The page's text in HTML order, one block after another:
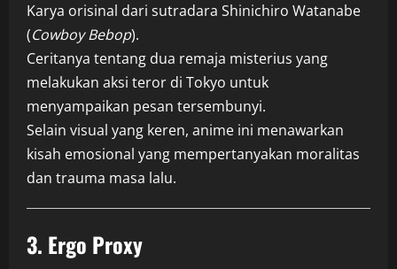
Karya orisinal dari sutradara Shinichiro Watanabe
(Cowboy Bebop).
Ceritanya tentang dua remaja misterius yang
melakukan aksi teror di Tokyo untuk
menyampaikan pesan tersembunyi.
Selain visual yang keren, anime ini menawarkan
kisah emosional yang mempertanyakan moralitas
dan trauma masa lalu.
3. Ergo Proxy